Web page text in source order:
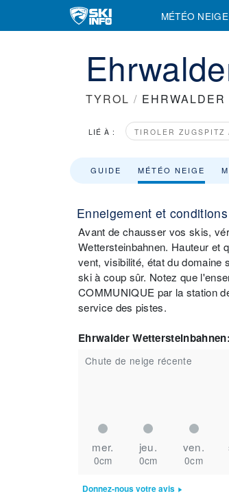
MÉTÉO NEIGE
TYROL /
LIÉ À : TIROLER ZUGSPITZ
GUIDE MÉTÉO NEIGE
Enneigement et
Avant de chausser vos skis,
Wettersteinbahnen. Hauteur et
vent, visibilité, état du domaine
ski à coup sûr. Notez que
COMMUNIQUE par la station
service des pistes.
Ehrwalder Wettersteinbahnen:
Chute de neige récente
mer. jeu. ven.
0cm 0cm 0cm
Donnez-nous votre avis